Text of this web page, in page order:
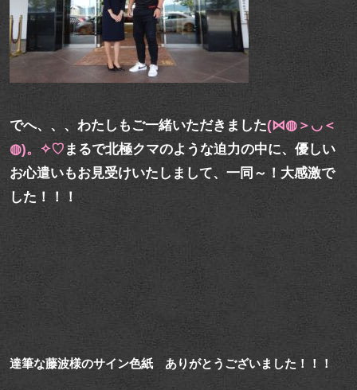
でへ、、、わたしもご一緒いただきました(⋈◍＞◡＜
◍)。✧♡ まるで北極クマのような迫力の中に、優しい
お心遣いもお見受けいたしまして、一同～！大感激で
した！！！
達筆な藤波様のサイン色紙 ありがとうございました！！！